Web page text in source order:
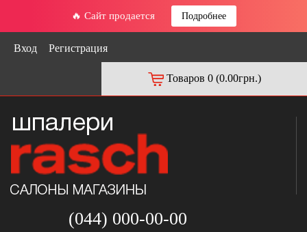
🔥 Сайт продается Подробнее
Вход Регистрация
Товаров 0 (0.00грн.)
(044) 000-00-00